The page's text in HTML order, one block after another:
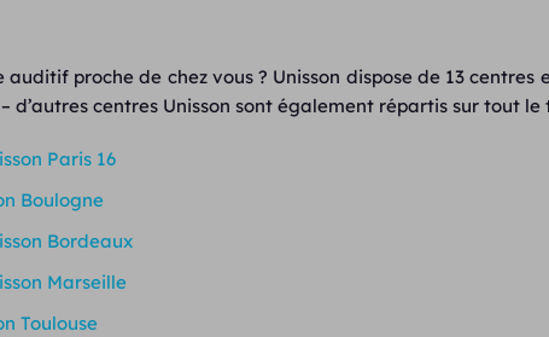
auditif proche de chez vous ? Unisson dispose de 13
d’autres centres Unisson sont également répartis sur tout
Paris 16
Boulogne
Bordeaux
Marseille
Toulouse